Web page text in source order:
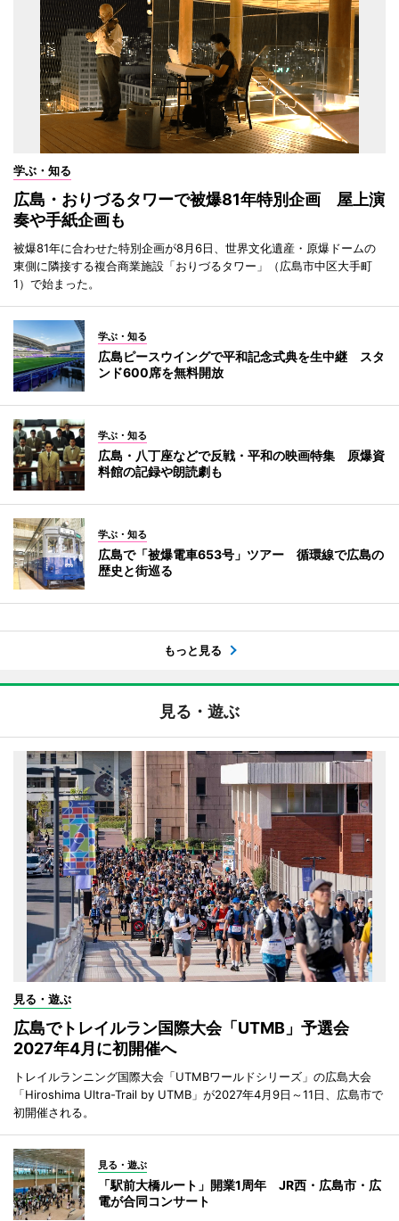
学ぶ・知る
広島・おりづるタワーで被爆81年特別企画 屋上演
奏や手紙企画も
被爆81年に合わせた特別企画が8月6日、世界文化遺産・原爆ドームの
東側に隣接する複合商業施設「おりづるタワー」（広島市中区大手町
1）で始まった。
学ぶ・知る
広島ピースウイングで平和記念式典を生中継 スタ
ンド600席を無料開放
学ぶ・知る
広島・八丁座などで反戦・平和の映画特集 原爆資
料館の記録や朗読劇も
学ぶ・知る
広島で「被爆電車653号」ツアー 循環線で広島の
歴史と街巡る
もっと見る
見る・遊ぶ
見る・遊ぶ
広島でトレイルラン国際大会「UTMB」予選会
2027年4月に初開催へ
トレイルランニング国際大会「UTMBワールドシリーズ」の広島大会
「Hiroshima Ultra-Trail by UTMB」が2027年4月9日～11日、広島市で
初開催される。
見る・遊ぶ
「駅前大橋ルート」開業1周年 JR西・広島市・広
電が合同コンサート